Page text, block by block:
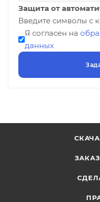
Защита от
Введите символы с
Я согласен на
данных